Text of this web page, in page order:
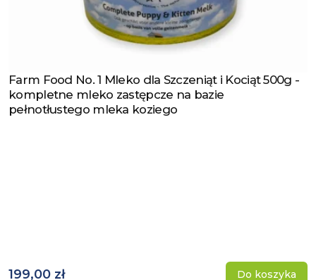
Zobacz produkt
Farm Food No. 1 Mleko dla Szczeniąt i Kociąt 500g -
kompletne mleko zastępcze na bazie
pełnotłustego mleka koziego
199,00 zł Do koszyka